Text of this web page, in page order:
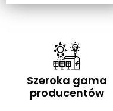
Szeroka gama
producentów